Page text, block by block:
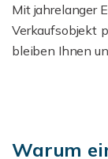
Mit jahrelanger
Verkaufsobjekt
bleiben Ihnen
Warum